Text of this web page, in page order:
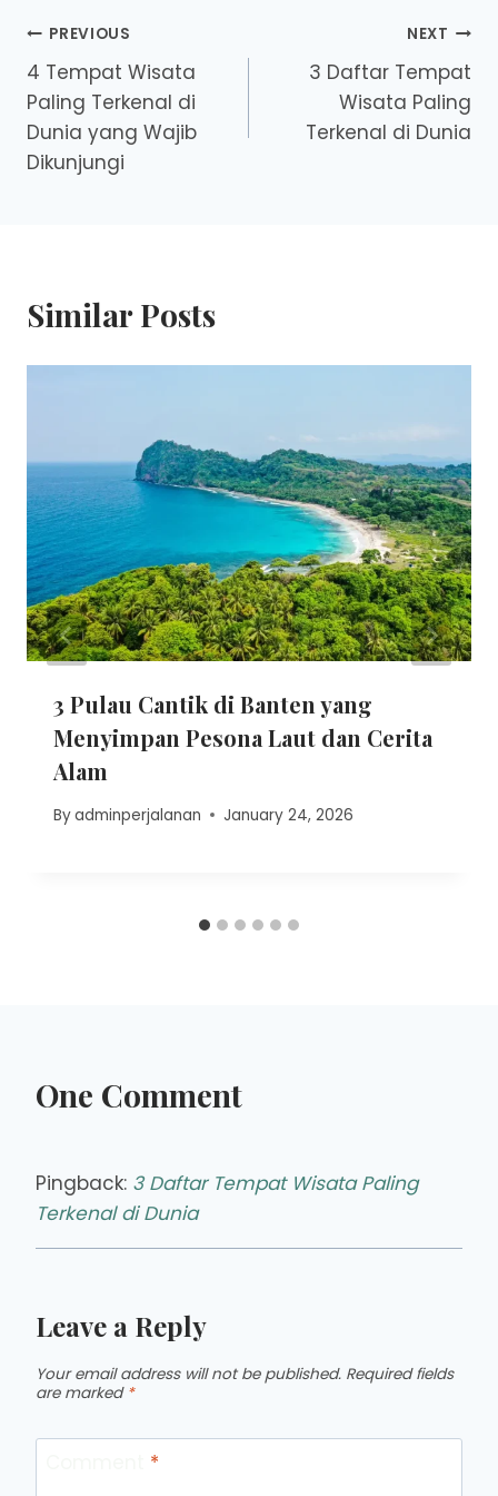
Post
navigation
PREVIOUS
4 Tempat Wisata
Paling Terkenal di
Dunia yang Wajib
Dikunjungi
NEXT
3 Daftar Tempat
Wisata Paling
Terkenal di Dunia
Similar Posts
3 Pulau Cantik di Banten yang
Menyimpan Pesona Laut dan Cerita
Alam
Byadminperjalanan January 24, 2026
One Comment
Pingback: 3 Daftar Tempat Wisata Paling
Terkenal di Dunia
Leave a Reply
Your email address will not be published. Required fields
are marked *
*